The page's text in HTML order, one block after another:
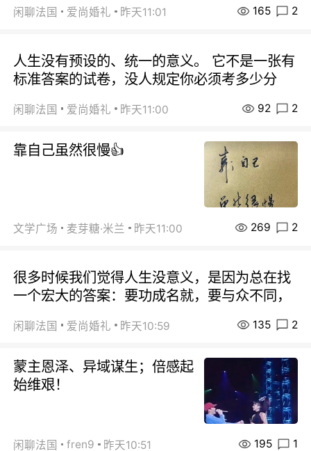
闲聊法国 爱尚婚礼 昨天11:01 165 2
人生没有预设的、统一的意义。 它不是一张有
标准答案的试卷，没人规定你必须考多少分
闲聊法国 爱尚婚礼 昨天11:00 92 2
靠自己虽然很慢👍
文学广场 麦芽糖·米兰 昨天11:00 269 2
很多时候我们觉得人生没意义，是因为总在找
一个宏大的答案：要功成名就，要与众不同，
闲聊法国 爱尚婚礼 昨天10:59 135 2
蒙主恩泽、异域谋生；倍感起
始维艰！
闲聊法国 fren9 昨天10:51 195 1